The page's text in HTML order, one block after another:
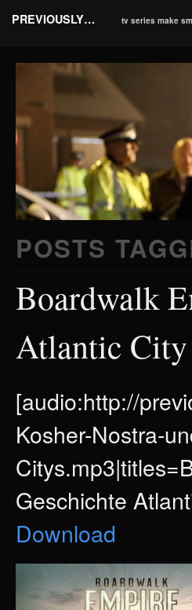
PREVIOUSLY… tv series make
POSTS
Boardwalk
Atlantic City
[audio:http://
Kosher-Nostra-
Geschichte
Download